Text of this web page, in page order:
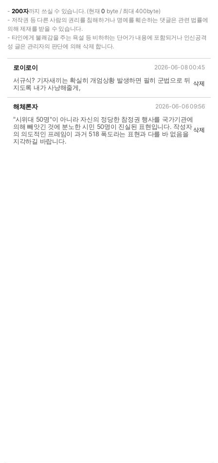
- 200자까지 쓰실 수 있습니다. (현재0 byte / 최대 400byte)
- 저작권 등 다른 사람의 권리를 침해하거나 명예를 훼손하는 댓글은 관련 법률에
의해 제재를 받을 수 있습니다.
- 타인에게 불쾌감을 주는 욕설 등 비하하는 단어가 내용에 포함되거나 인신공격
성 글은 관리자의 판단에 의해 삭제 합니다.
로이로이 2026-06-08 00:45
서규식? 기자새끼는 확실히 개엄상황 발생하면 필히 군법으로 뒤
지도록 내가 사냥해줄게,
삭제
해체론자 2026-06-06 09:56
"시위대 50명"이 아니라 자신의 정당한 참정권 행사를 국가기관에
의해 빼앗긴 것에 분노한 시민 50명이 진실된 표현입니다. 작성자
의 의도적인 프레임이 과거 518 폭도라는 표현과 다를 바 없음을
지각하길 바랍니다.
삭제